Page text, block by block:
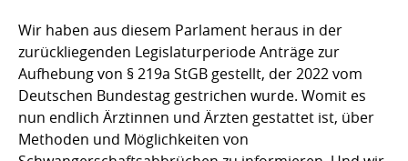
Wir haben aus diesem Parlament heraus in der
zurückliegenden Legislaturperiode Anträge zur
Aufhebung von § 219a StGB gestellt, der 2022 vom
Deutschen Bundestag gestrichen wurde. Womit es
nun endlich Ärztinnen und Ärzten gestattet ist, über
Methoden und Möglichkeiten von